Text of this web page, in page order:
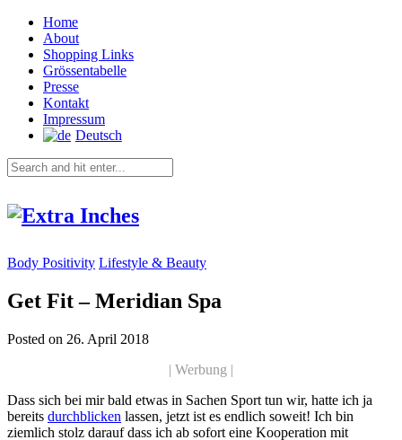
Home
About
Shopping Links
Grössentabelle
Presse
Kontakt
Impressum
Deutsch
Body Positivity Lifestyle & Beauty
Get Fit – Meridian Spa
Posted on 26. April 2018
| Werbung |
Dass sich bei mir bald etwas in Sachen Sport tun wir, hatte ich ja
bereits durchblicken lassen, jetzt ist es endlich soweit! Ich bin
ziemlich stolz darauf dass ich ab sofort eine Kooperation mit